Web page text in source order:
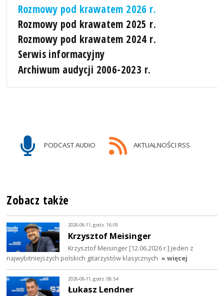
Rozmowy pod krawatem 2026 r.
Rozmowy pod krawatem 2025 r.
Rozmowy pod krawatem 2024 r.
Serwis informacyjny
Archiwum audycji 2006-2023 r.
PODCAST AUDIO AKTUALNOŚCI RSS
Zobacz także
2026-06-11, godz. 16:05
Krzysztof Meisinger
Krzysztof Meisinger [12.06.2026 r.] jeden z
najwybitniejszych polskich gitarzystów klasycznych » więcej
2026-06-11, godz. 08:54
Łukasz Lendner